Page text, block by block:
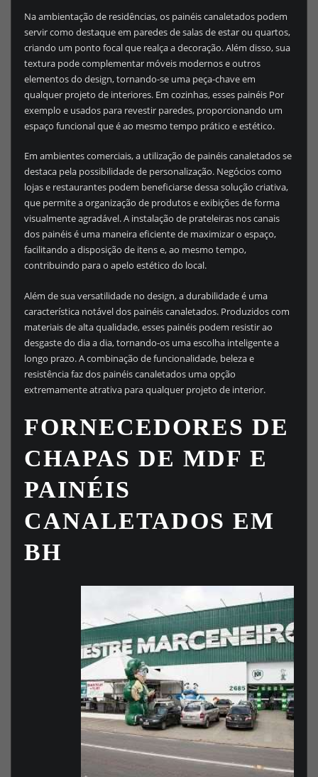
Na ambientação de residências, os painéis canaletados podem
servir como destaque em paredes de salas de estar ou quartos,
criando um ponto focal que realça a decoração. Além disso, sua
textura pode complementar móveis modernos e outros
elementos do design, tornando-se uma peça-chave em
qualquer projeto de interiores. Em cozinhas, esses painéis Por
exemplo e usados para revestir paredes, proporcionando um
espaço funcional que é ao mesmo tempo prático e estético.
Em ambientes comerciais, a utilização de painéis canaletados se
destaca pela possibilidade de personalização. Negócios como
lojas e restaurantes podem beneficiarse dessa solução criativa,
que permite a organização de produtos e exibições de forma
visualmente agradável. A instalação de prateleiras nos canais
dos painéis é uma maneira eficiente de maximizar o espaço,
facilitando a disposição de itens e, ao mesmo tempo,
contribuindo para o apelo estético do local.
Além de sua versatilidade no design, a durabilidade é uma
característica notável dos painéis canaletados. Produzidos com
materiais de alta qualidade, esses painéis podem resistir ao
desgaste do dia a dia, tornando-os uma escolha inteligente a
longo prazo. A combinação de funcionalidade, beleza e
resistência faz dos painéis canaletados uma opção
extremamente atrativa para qualquer projeto de interior.
FORNECEDORES DE
CHAPAS DE MDF E
PAINÉIS
CANALETADOS EM
BH